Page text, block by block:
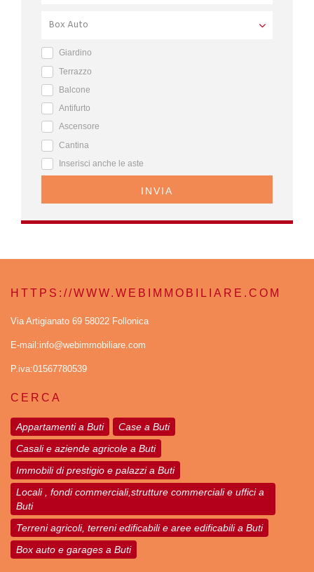
Giardino
Terrazzo
Balcone
Antifurto
Ascensore
Cantina
Inserisci anche le aste
INVIA
HTTPS://WWW.WEBIMMOBILIARE.COM
Via Artigianato 69 58022 Follonica
E-mail:info@webimmobiliare.com
P.iva:01567780539
CERCA
Appartamenti a Buti
Case a Buti
Casali e aziende agricole a Buti
Immobili di prestigio e palazzi a Buti
Locali , fondi commerciali,strutture commerciali e uffici a
Buti
Terreni agricoli, terreni edificabili e aree edificabili a Buti
Box auto e garages a Buti